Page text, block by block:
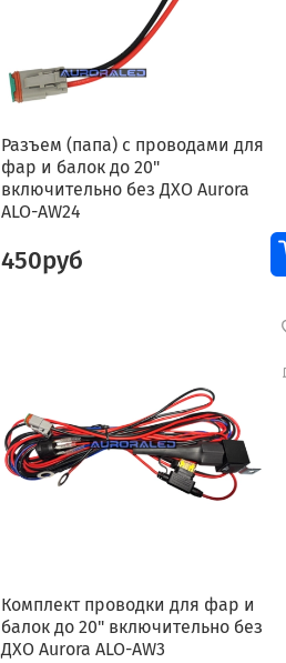
Разъем (папа) с проводами для
фар и балок до 20"
включительно без ДХО Aurora
ALO-AW24
450руб
Комплект проводки для фар и
балок до 20" включительно без
ДХО Aurora ALO-AW3